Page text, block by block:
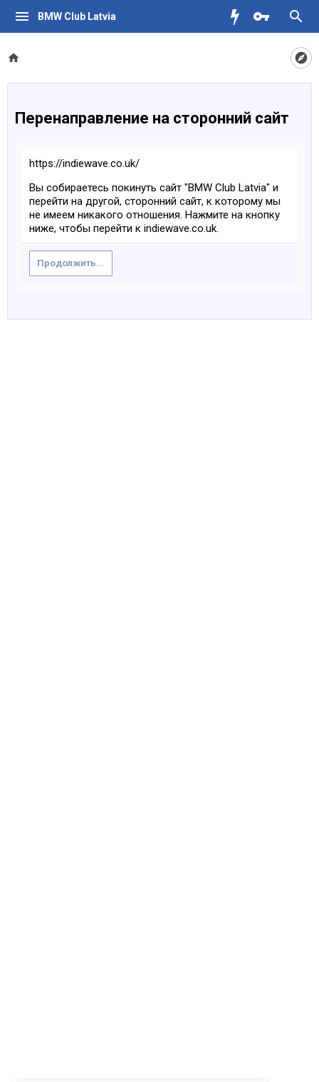
BMW Club Latvia
Перенаправление на сторонний сайт
https://indiewave.co.uk/
Вы собираетесь покинуть сайт "BMW Club Latvia" и
перейти на другой, сторонний сайт, к которому мы
не имеем никакого отношения. Нажмите на кнопку
ниже, чтобы перейти к indiewave.co.uk.
Продолжить...